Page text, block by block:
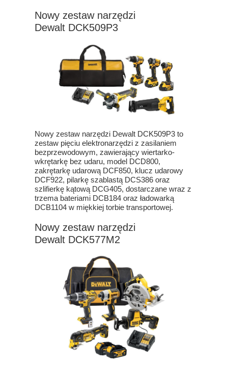
Nowy zestaw narzędzi
Dewalt DCK509P3
Nowy zestaw narzędzi Dewalt DCK509P3 to
zestaw pięciu elektronarzędzi z zasilaniem
bezprzewodowym, zawierający wiertarko-
wkrętarkę bez udaru, model DCD800,
zakrętarkę udarową DCF850, klucz udarowy
DCF922, pilarkę szablastą DCS386 oraz
szlifierkę kątową DCG405, dostarczane wraz z
trzema bateriami DCB184 oraz ładowarką
DCB1104 w miękkiej torbie transportowej.
Nowy zestaw narzędzi
Dewalt DCK577M2